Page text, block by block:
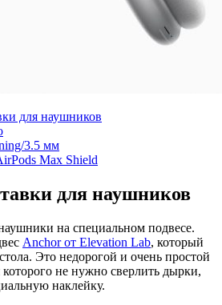
для наушников
3.5 мм
Max Shield
для наушников
на специальном подвесе.
Anchor от Elevation Lab, который
Это недорогой и очень простой
которого не нужно сверлить дырки,
наклейку.